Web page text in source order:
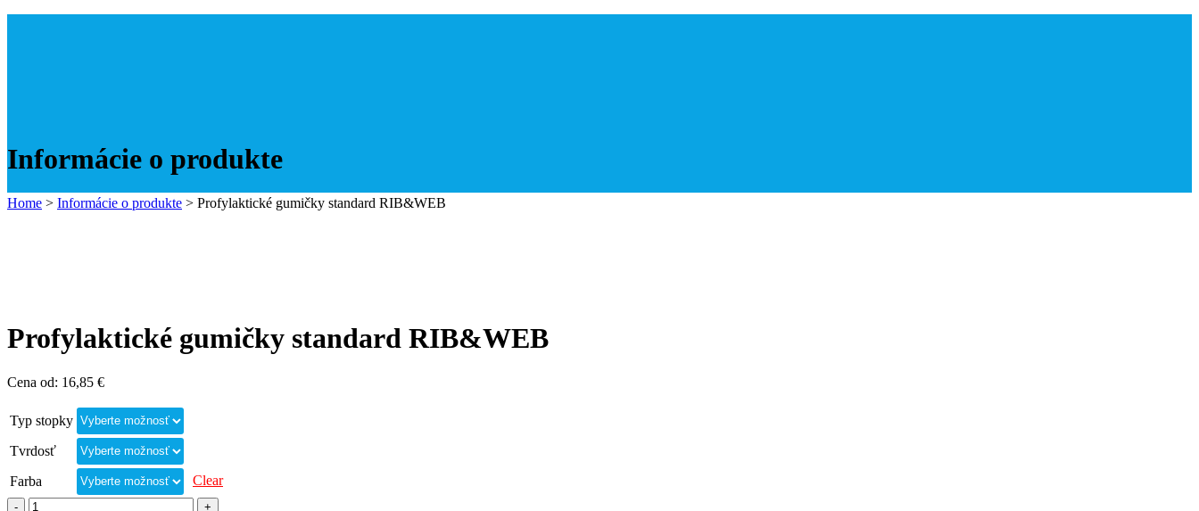
Informácie o produkte
Home > Informácie o produkte > Profylaktické gumičky standard RIB&WEB
Profylaktické gumičky standard RIB&WEB
Cena od: 16,85 €
Typ stopky
Tvrdosť
Farba
Clear